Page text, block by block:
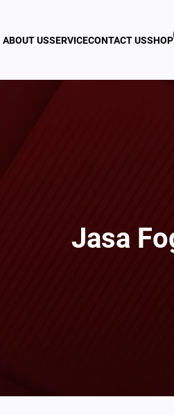
ABOUT USSERVICECONTACT USSHOP
Jasa